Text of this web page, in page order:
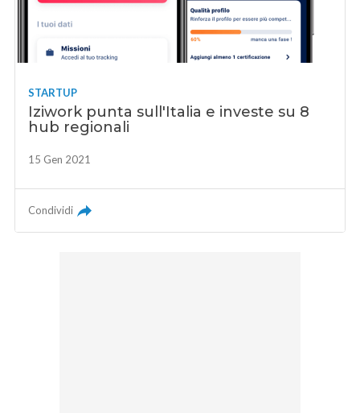
STARTUP
Iziwork punta sull'Italia e investe su 8
hub regionali
15 Gen 2021
Condividi